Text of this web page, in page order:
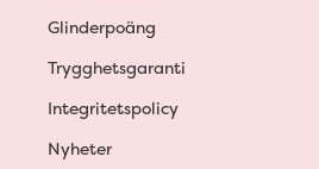
Glinderpoäng
Trygghetsgaranti
Integritetspolicy
Nyheter